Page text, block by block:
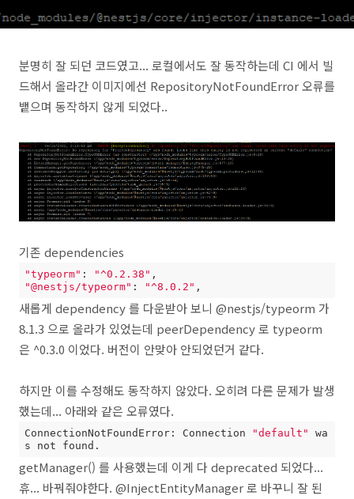
분명히 잘 되던 코드였고... 로컬에서도 잘 동작하는데 CI 에서 빌
드해서 올라간 이미지에선 RepositoryNotFoundError 오류를
뱉으며 동작하지 않게 되었다..
기존 dependencies
"typeorm" : "^0.2.38"
"@nestjs/typeorm" : "^8.0.2" ,
새롭게 dependency 를 다운받아 보니 @nestjs/typeorm 가
8.1.3 으로 올라가 있었는데 peerDependency 로 typeorm
은 ^0.3.0 이었다. 버전이 안맞아 안되었던거 같다.
하지만 이를 수정해도 동작하지 않았다. 오히려 다른 문제가 발생
했는데... 아래와 같은 오류였다.
ConnectionNotFoundError: Connection "default" wa
s not found.
getManager() 를 사용했는데 이게 다 deprecated 되었다...
휴... 바꿔줘야한다. @InjectEntityManager 로 바꾸니 잘 된